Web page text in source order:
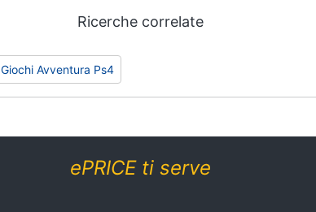
Ricerche correlate
Giochi Avventura Ps4
ePRICE ti serve